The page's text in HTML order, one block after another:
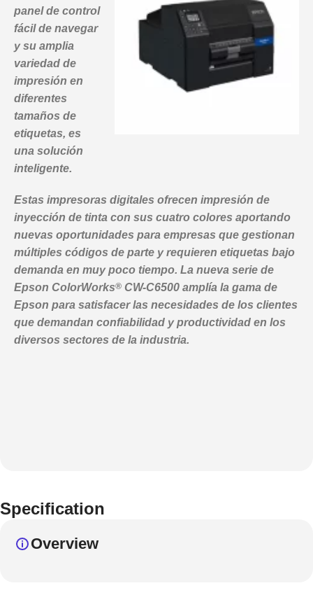
panel de control
fácil de navegar
y su amplia
variedad de
impresión en
diferentes
tamaños de
etiquetas, es
una solución
inteligente.
Estas impresoras digitales ofrecen impresión de
inyección de tinta con sus cuatro colores aportando
nuevas oportunidades para empresas que gestionan
múltiples códigos de parte y requieren etiquetas bajo
demanda en muy poco tiempo. La nueva serie de
Epson ColorWorks® CW-C6500 amplía la gama de
Epson para satisfacer las necesidades de los clientes
que demandan confiabilidad y productividad en los
diversos sectores de la industria.
Specification
Overview